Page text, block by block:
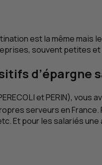
est la même mais
souvent petites
d’épargne
et PERIN), vous
serveurs en
Et pour les salariés